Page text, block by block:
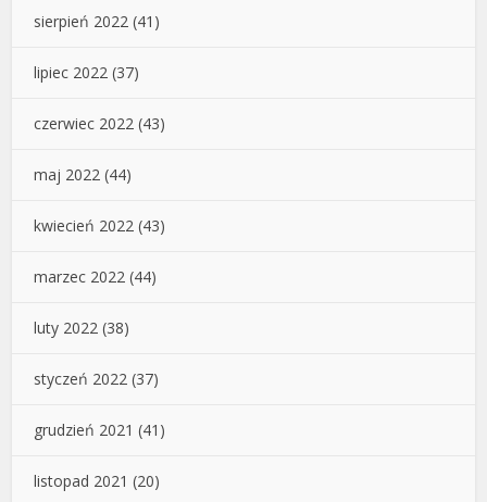
sierpień 2022 (41)
lipiec 2022 (37)
czerwiec 2022 (43)
maj 2022 (44)
kwiecień 2022 (43)
marzec 2022 (44)
luty 2022 (38)
styczeń 2022 (37)
grudzień 2021 (41)
listopad 2021 (20)